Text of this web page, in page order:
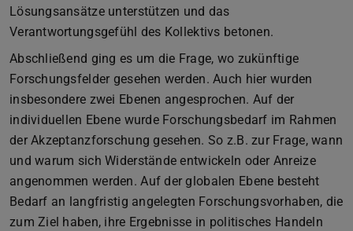
Lösungsansätze unterstützen und das
Verantwortungsgefühl des Kollektivs betonen.
Abschließend ging es um die Frage, wo zukünftige
Forschungsfelder gesehen werden. Auch hier wurden
insbesondere zwei Ebenen angesprochen. Auf der
individuellen Ebene wurde Forschungsbedarf im Rahmen
der Akzeptanzforschung gesehen. So z.B. zur Frage, wann
und warum sich Widerstände entwickeln oder Anreize
angenommen werden. Auf der globalen Ebene besteht
Bedarf an langfristig angelegten Forschungsvorhaben, die
zum Ziel haben, ihre Ergebnisse in politisches Handeln